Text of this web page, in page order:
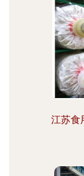
江苏食